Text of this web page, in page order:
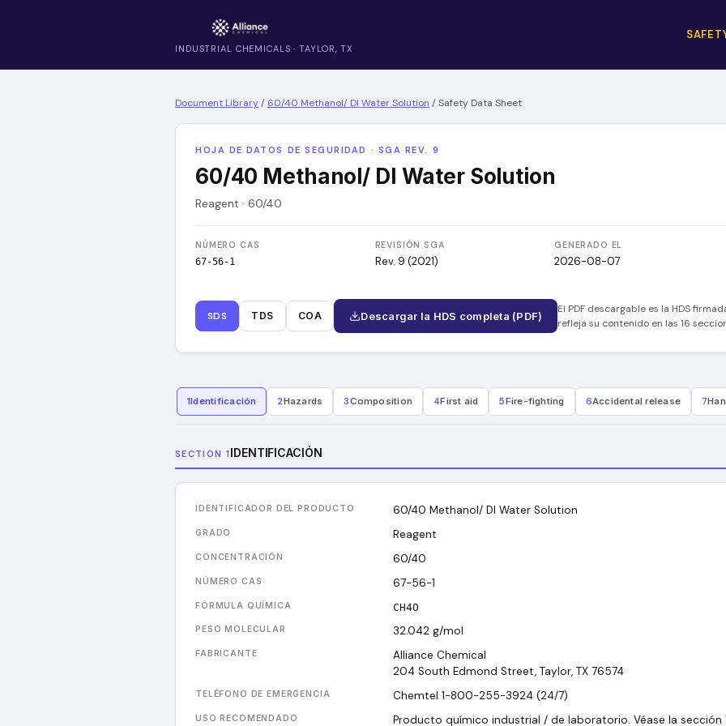
INDUSTRIAL CHEMICALS · TAYLOR, TX
Document Library/ 60/40 Methanol/ DI Water Solution /Safety Data Sheet
HOJA DE DATOS DE SEGURIDAD · SGA REV. 9
60/40 Methanol/ DI Water Solution
Reagent · 60/40
NÚMERO CAS
67-56-1
REVISIÓN SGA
Rev. 9 (2021)
GENERADO EL
2026-08-07
SDS TDS COA Descargar la HDS completa (PDF)
El PDF descargable es la HDS
refleja su contenido en las 16
1Identificación 2Hazards 3Composition 4First aid 5Fire-fighting 6Accidental release 7
SECTION 1 IDENTIFICACIÓN
IDENTIFICADOR DEL PRODUCTO 60/40 Methanol/ DI Water Solution
GRADO Reagent
CONCENTRACIÓN 60/40
NÚMERO CAS 67-56-1
FÓRMULA QUÍMICA CH4O
PESO MOLECULAR 32.042 g/mol
FABRICANTE
Alliance Chemical
204 South Edmond Street, Taylor, TX 76574
TELÉFONO DE EMERGENCIA Chemtel 1-800-255-3924 (24/7)
USO RECOMENDADO Producto químico industrial / de laboratorio. Véase la sección